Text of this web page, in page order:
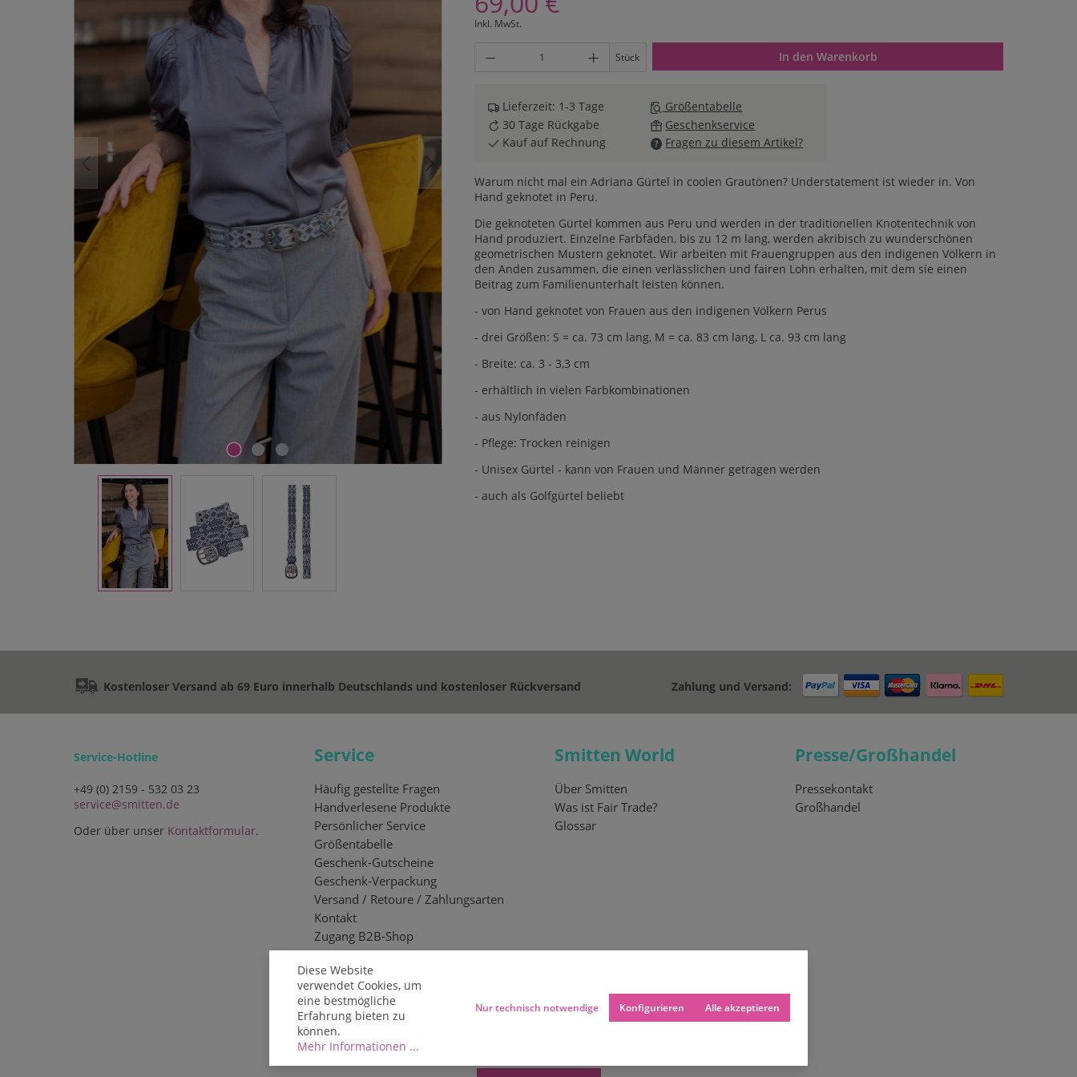
Inkl. MwSt.
Produkt Anzahl: Gib den gewünschten Wert ein oder benutze die Schaltflächen um die Anzahl zu erhöhen
Stück In den Warenkorb
Lieferzeit: 1-3 Tage
Größentabelle
30 Tage Rückgabe
Geschenkservice
Kauf auf Rechnung
Fragen zu diesem Artikel?
Warum nicht mal ein Adriana Gürtel in coolen Grautönen? Understatement ist wieder in. Von
Hand geknotet in Peru.
Die geknoteten Gürtel kommen aus Peru und werden in der traditionellen Knotentechnik von
Hand produziert. Einzelne Farbfäden, bis zu 12 m lang, werden akribisch zu wunderschönen
geometrischen Mustern geknotet. Wir arbeiten mit Frauengruppen aus den indigenen Völkern in
den Anden zusammen, die einen verlässlichen und fairen Lohn erhalten, mit dem sie einen
Beitrag zum Familienunterhalt leisten können.
- von Hand geknotet von Frauen aus den indigenen Völkern Perus
- drei Größen: S = ca. 73 cm lang, M = ca. 83 cm lang, L ca. 93 cm lang
- Breite: ca. 3 - 3,3 cm
- erhältlich in vielen Farbkombinationen
- aus Nylonfäden
- Pflege: Trocken reinigen
- Unisex Gürtel - kann von Frauen und Männer getragen werden
- auch als Golfgürtel beliebt
Kostenloser Versand ab 69 Euro innerhalb Deutschlands und kostenloser Rückversand Zahlung und Versand:
Service-Hotline
+49 (0) 2159 - 532 03 23
service@smitten.de
Oder über unser Kontaktformular.
Service
Häufig gestellte Fragen
Handverlesene Produkte
Persönlicher Service
Größentabelle
Geschenk-Gutscheine
Geschenk-Verpackung
Versand / Retoure / Zahlungsarten
Kontakt
Zugang B2B-Shop
Smitten World
Über Smitten
Was ist Fair Trade?
Glossar
Presse/Großhandel
Pressekontakt
Großhandel
Diese Website
verwendet Cookies, um
eine bestmögliche
Erfahrung bieten zu
können.
Mehr Informationen ...
Nur technisch notwendige Konfigurieren Alle akzeptieren